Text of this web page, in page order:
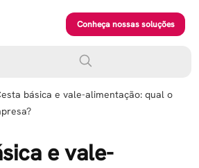
Conheça nossas soluções
básica e vale-alimentação: qual o
e vale-